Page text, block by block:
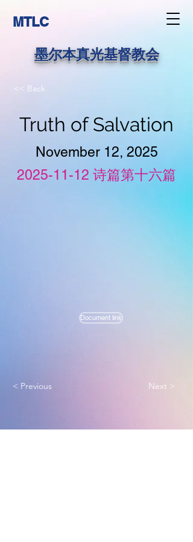
MTLC
墨尔本真光基督教会
<< Back
Truth of Salvation
November 12, 2025
2025-11-12 诗篇第十六篇
Document link
< Previous Next >